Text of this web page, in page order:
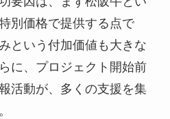
別価格で提供する点で
という付加価値も大きな
に、プロジェクト開始前
活動が、多くの支援を集